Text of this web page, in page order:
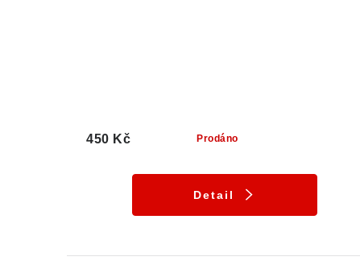
Prodáno
450 Kč
Detail